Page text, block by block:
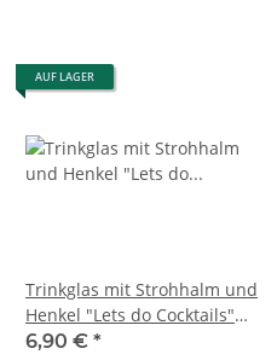
AUF LAGER
Trinkglas mit Strohhalm und
Henkel "Lets do Cocktails"
13 cm
6,90 € *